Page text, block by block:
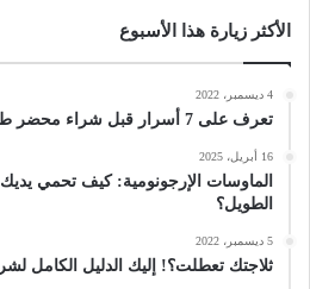
الأكثر زيارة هذا الأسبوع
4 ديسمبر، 2022
تعرف على 7 أسرار قبل شراء محضر طعام في 2022
16 أبريل، 2025
الماوسات الإرجونومية: كيف تحمي يديك
الطويل؟
5 ديسمبر، 2022
ثلاجتك تعطلت؟! إليك الدليل الكامل